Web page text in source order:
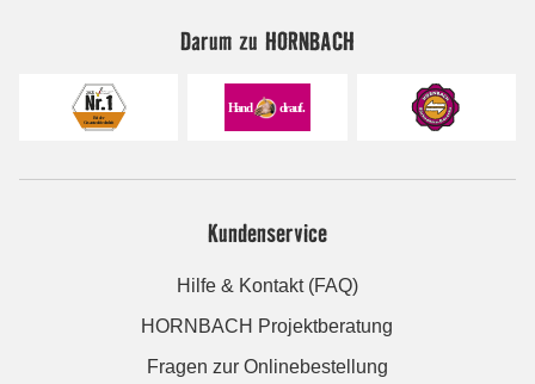
Darum zu HORNBACH
Kundenservice
Hilfe & Kontakt (FAQ)
HORNBACH Projektberatung
Fragen zur Onlinebestellung